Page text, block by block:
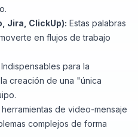
Jira, ClickUp): Estas palabras
en flujos de trabajo
Indispensables para la
creación de una "única
de video-mensaje
complejos de forma